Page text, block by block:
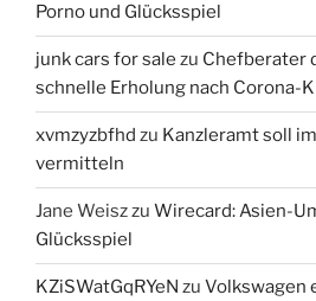
Porno und Glücksspiel
junk cars for sale zu Chefberater
schnelle Erholung nach Corona-
xvmzyzbfhd zu Kanzleramt soll
vermitteln
Jane Weiszzu Wirecard: Asien-
Glücksspiel
KZiSWatGqRYeN zu Volkswagen